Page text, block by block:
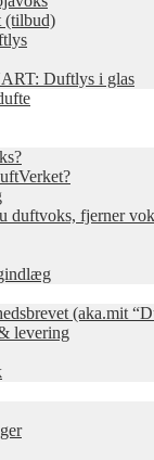
(tilbud)
Duftlys i glas
duftvoks, fjerner
(aka.mit
levering